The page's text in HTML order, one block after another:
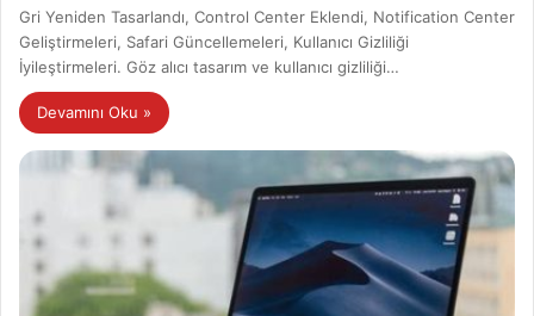
Gri Yeniden Tasarlandı, Control Center Eklendi, Notification Center
Geliştirmeleri, Safari Güncellemeleri, Kullanıcı Gizliliği
İyileştirmeleri. Göz alıcı tasarım ve kullanıcı gizliliği…
Devamını Oku »